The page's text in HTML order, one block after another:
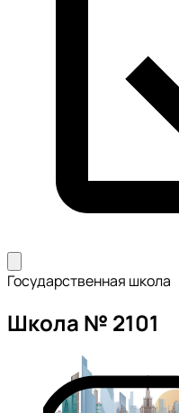
Государственная школа
Школа № 2101